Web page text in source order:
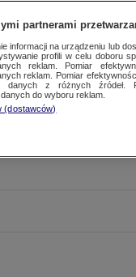
partnerami
informacji na urządzeniu lub
profili w celu doboru
reklam. Pomiar
reklam. Pomiar
danych z różnych źródeł.
do wyboru reklam.
(dostawców)